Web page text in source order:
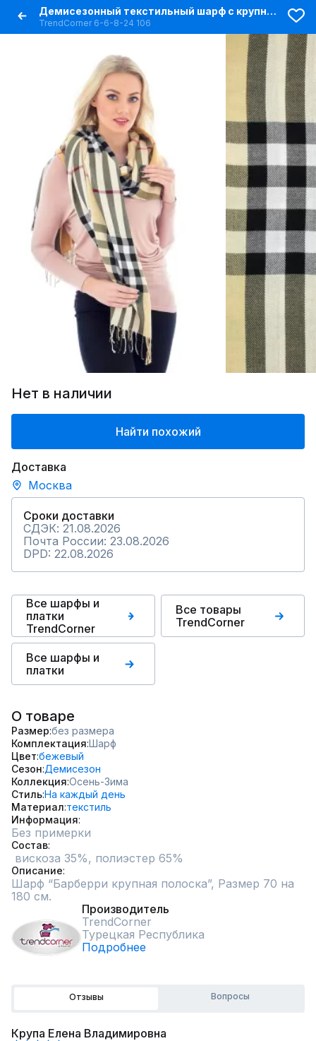
Демисезонный текстильный шарф с крупной полоской
TrendCorner 6-6-8-24 106
Нет в наличии
Найти похожий
Доставка
Москва
Сроки доставки
СДЭК: 21.08.2026
Почта России: 23.08.2026
DPD: 22.08.2026
Все шарфы и
платки
TrendCorner
Все товары
TrendCorner
Все шарфы и
платки
О товаре
Размер без размера
Комплектация Шарф
Цвет бежевый
Сезон Демисезон
Коллекция Осень-Зима
СтильНа каждый день
Материал текстиль
Информация
Без примерки
Состав
вискоза 35%, полиэстер 65%
Описание
Шарф “Барберри крупная полоска”, Размер 70 на
180 см.
Производитель
TrendCorner
Турецкая Республика
Подробнее
Отзывы Вопросы
Крупа Елена Владимировна